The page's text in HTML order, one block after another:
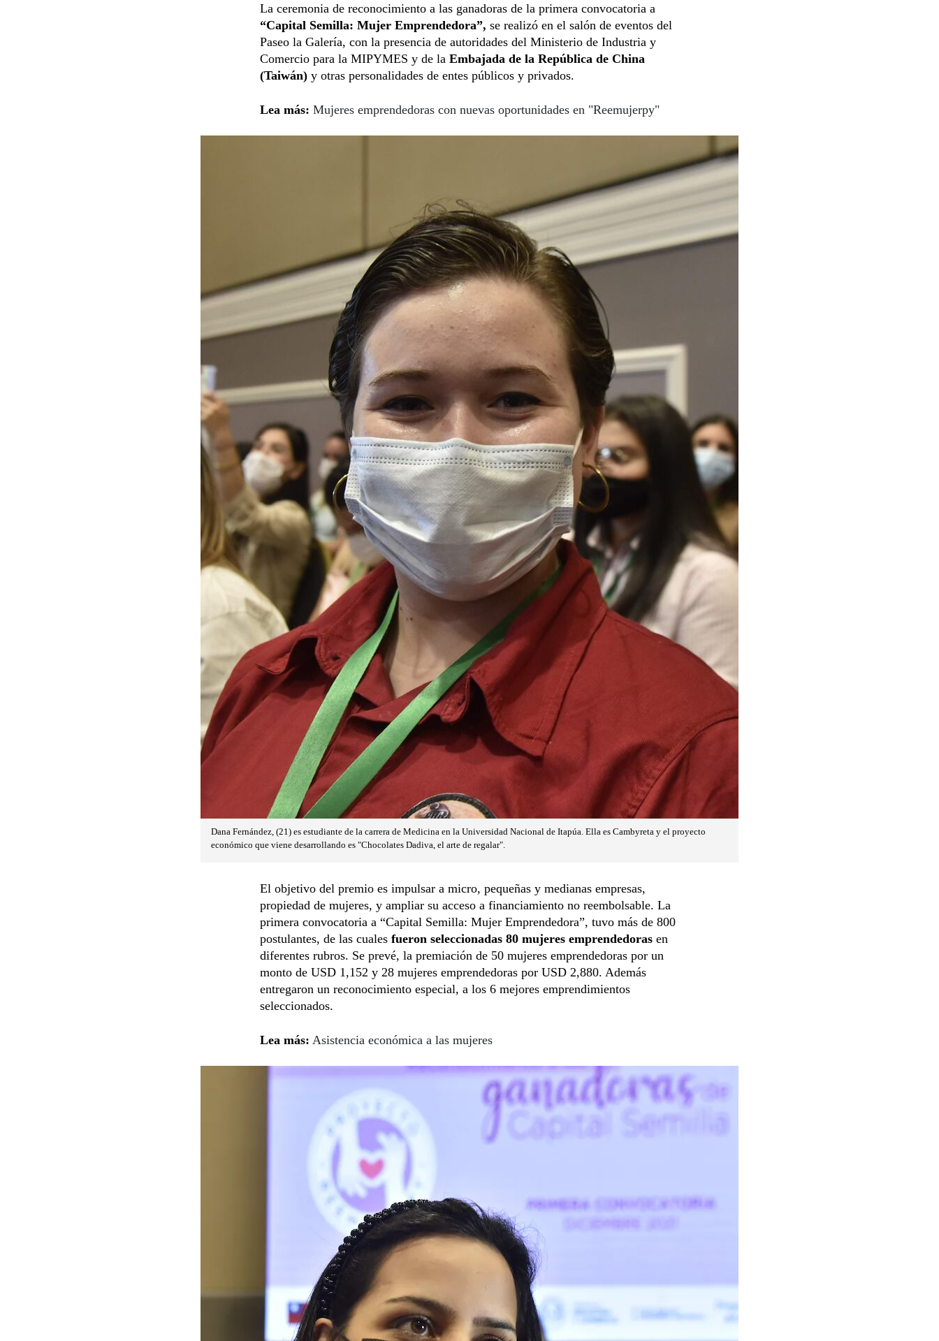
La ceremonia de reconocimiento a las ganadoras de la primera convocatoria a
“Capital Semilla: Mujer Emprendedora”, se realizó en el salón de eventos del
Paseo la Galería, con la presencia de autoridades del Ministerio de Industria y
Comercio para la MIPYMES y de la Embajada de la República de China
(Taiwán) y otras personalidades de entes públicos y privados.
Lea más: Mujeres emprendedoras con nuevas oportunidades en "Reemujerpy"
Dana Fernández, (21) es estudiante de la carrera de Medicina en la Universidad Nacional de Itapúa. Ella es Cambyreta y el proyecto
económico que viene desarrollando es "Chocolates Dadiva, el arte de regalar".
El objetivo del premio es impulsar a micro, pequeñas y medianas empresas,
propiedad de mujeres, y ampliar su acceso a financiamiento no reembolsable. La
primera convocatoria a “Capital Semilla: Mujer Emprendedora”, tuvo más de 800
postulantes, de las cuales fueron seleccionadas 80 mujeres emprendedoras en
diferentes rubros. Se prevé, la premiación de 50 mujeres emprendedoras por un
monto de USD 1,152 y 28 mujeres emprendedoras por USD 2,880. Además
entregaron un reconocimiento especial, a los 6 mejores emprendimientos
seleccionados.
Lea más: Asistencia económica a las mujeres